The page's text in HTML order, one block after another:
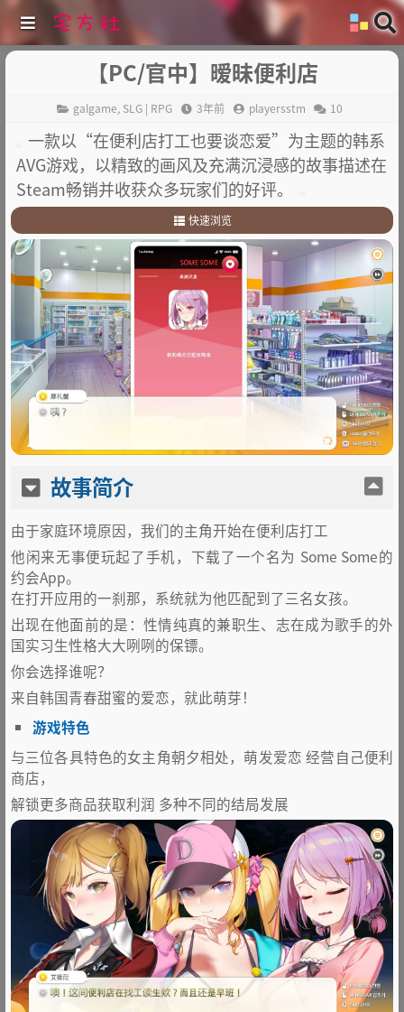
【PC/官中】暧昧便利店
galgame, SLG | RPG 3年前 playersstm 10
一款以“在便利店打工也要谈恋爱”为主题的韩系
AVG游戏，以精致的画风及充满沉浸感的故事描述在
Steam畅销并收获众多玩家们的好评。
快速浏览
1.故事简介
其他
故事简介
由于家庭环境原因，我们的主角开始在便利店打工
他闲来无事便玩起了手机，下载了一个名为 Some Some的
约会App。
在打开应用的一刹那，系统就为他匹配到了三名女孩。
出现在他面前的是：性情纯真的兼职生、志在成为歌手的外
国实习生性格大大咧咧的保镖。
你会选择谁呢？
来自韩国青春甜蜜的爱恋，就此萌芽！
游戏特色
与三位各具特色的女主角朝夕相处，萌发爱恋 经营自己便利
商店，
解锁更多商品获取利润 多种不同的结局发展